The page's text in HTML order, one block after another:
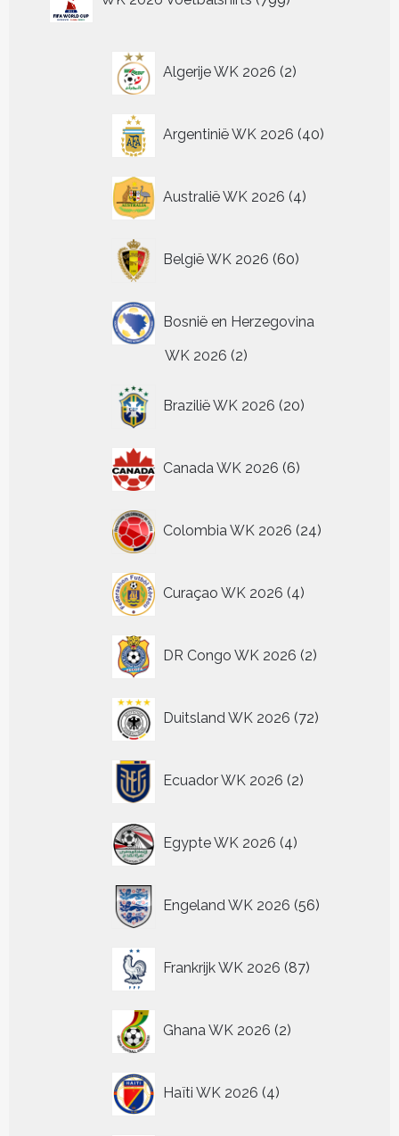
gekozen kan
worden
productpagina
de
productpagina
producten
Algerije WK 2026 2
producten
Argentinië WK 2026 40
producten
Australië WK 2026 4
producten
België WK 2026 60
producten
Bosnië en Herzegovina
WK 2026 22
Brazilië WK 2026 20
producten
Canada WK 2026 6
producten
Colombia WK 2026 24
producten
Curaçao WK 2026 4
producten
DR Congo WK 2026 2
producten
Duitsland WK 2026 72
producten
Ecuador WK 2026 2
producten
Egypte WK 2026 4
producten
Engeland WK 2026 56
producten
Frankrijk WK 2026 87
producten
Ghana WK 2026 2
producten
Haïti WK 2026 4
producten